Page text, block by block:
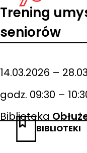
BIBLIOTEKI
Trening
seniorów
14.03.2026 –
godz. 09:30 –
Biblioteka